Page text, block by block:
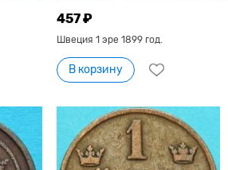
457 ₽
Швеция 1 эре 1899 год.
В корзину